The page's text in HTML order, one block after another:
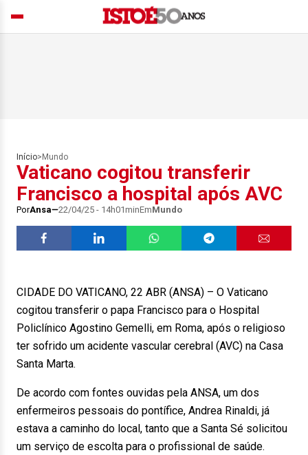
Início> Mundo
Vaticano cogitou transferir
Francisco a hospital após AVC
PorAnsa 22/04/25 - 14h01minEmMundo
CIDADE DO VATICANO, 22 ABR (ANSA) – O Vaticano
cogitou transferir o papa Francisco para o Hospital
Policlínico Agostino Gemelli, em Roma, após o religioso
ter sofrido um acidente vascular cerebral (AVC) na Casa
Santa Marta.
De acordo com fontes ouvidas pela ANSA, um dos
enfermeiros pessoais do pontífice, Andrea Rinaldi, já
estava a caminho do local, tanto que a Santa Sé solicitou
um serviço de escolta para o profissional de saúde.